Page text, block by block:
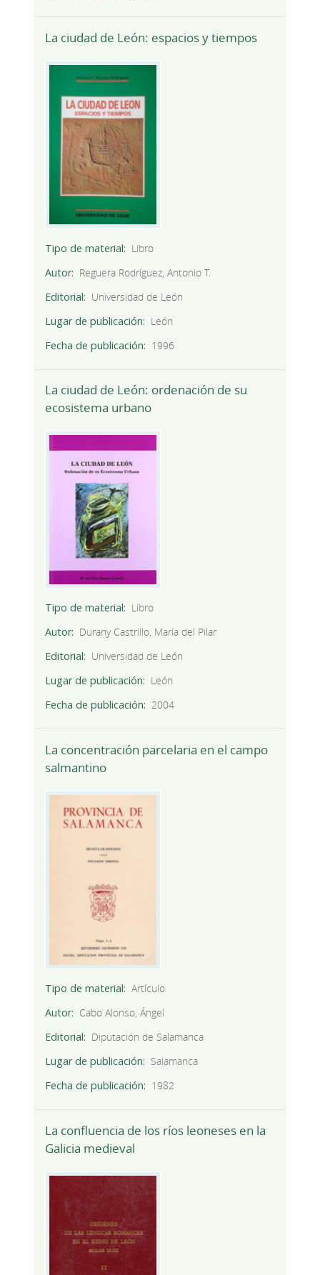
La ciudad de León: espacios y tiempos
Tipo de material
Libro
Autor
Reguera Rodríguez, Antonio T.
Editorial
Universidad de León
Lugar de publicación
León
Fecha de publicación
1996
La ciudad de León: ordenación de su
ecosistema urbano
Tipo de material
Libro
Autor
Durany Castrillo, María del Pilar
Editorial
Universidad de León
Lugar de publicación
León
Fecha de publicación
2004
La concentración parcelaria en el campo
salmantino
Tipo de material
Artículo
Autor
Cabo Alonso, Ángel
Editorial
Diputación de Salamanca
Lugar de publicación
Salamanca
Fecha de publicación
1982
La confluencia de los ríos leoneses en la
Galicia medieval